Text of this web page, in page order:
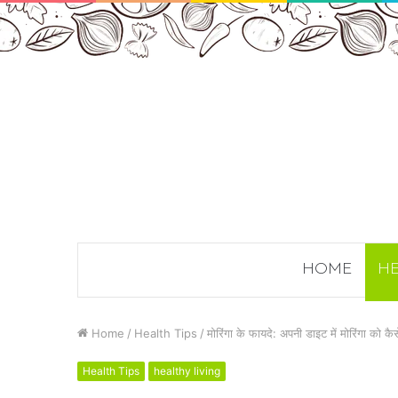
HOME
Home / Health Tips / मोरिंगा के फायदे: अपनी डाइट में मोरिंगा को
Health Tips healthy living